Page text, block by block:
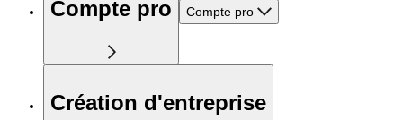
Compte pro Compte pro
Création d'entreprise